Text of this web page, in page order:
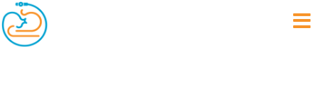
いわもと内科おなかクリ
おなかに優し